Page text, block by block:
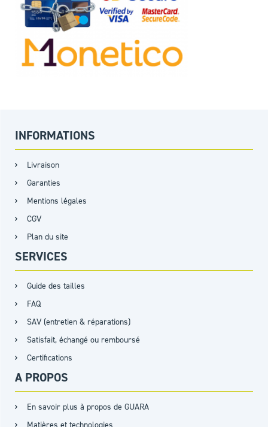
INFORMATIONS
Livraison
Garanties
Mentions légales
CGV
Plan du site
SERVICES
Guide des tailles
FAQ
SAV (entretien & réparations)
Satisfait, échangé ou remboursé
Certifications
A PROPOS
En savoir plus à propos de GUARA